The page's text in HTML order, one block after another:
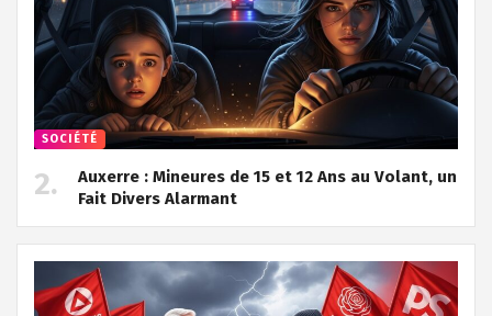
SOCIÉTÉ
Auxerre : Mineures de 15 et 12 Ans au Volant, un
Fait Divers Alarmant